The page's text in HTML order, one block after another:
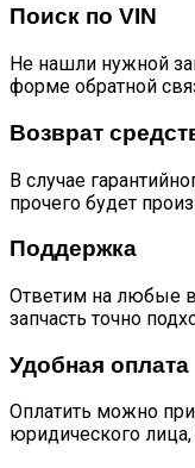
Поиск по VIN
Не нашли нужной
форме обратной
Возврат
В случае
прочего будет
Поддержка
Ответим на любые
запчасть точно
Удобная оплата
Оплатить можно
юридического